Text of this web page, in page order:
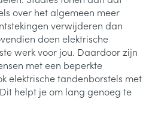
over het algemeen meer
verwijderen dan
doen elektrische
werk voor jou. Daardoor zijn
met een beperkte
elektrische tandenborstels met
helpt je om lang genoeg te